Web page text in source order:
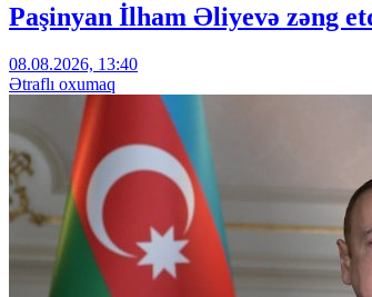
Paşinyan İlham Əliyevə zəng
08.08.2026, 13:40
Ətraflı oxumaq